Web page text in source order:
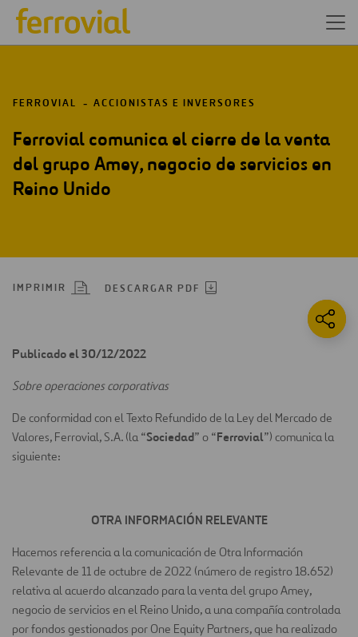
FERROVIAL ACCIONISTAS E INVERSORES
Ferrovial comunica el cierre de la venta
del grupo Amey, negocio de servicios en
Reino Unido
IMPRIMIR DESCARGAR PDF
Publicado el 30/12/2022
Sobre operaciones corporativas
De conformidad con el Texto Refundido de la Ley del Mercado de
Valores, Ferrovial, S.A. (la “Sociedad” o “Ferrovial”) comunica la
siguiente:
OTRA INFORMACIÓN RELEVANTE
Hacemos referencia a la comunicación de Otra Información
Relevante de 11 de octubre de 2022 (número de registro 18.652)
relativa al acuerdo alcanzado para la venta del grupo Amey,
negocio de servicios en el Reino Unido, a una compañía controlada
por fondos gestionados por One Equity Partners, que ha realizado